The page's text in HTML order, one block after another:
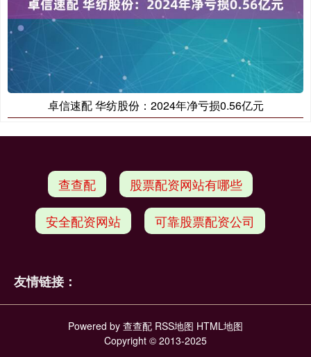
卓信速配 华纺股份：2024年净亏损0.56亿元
查查配 股票配资网站有哪些
安全配资网站 可靠股票配资公司
友情链接：
Powered by 查查配 RSS地图 HTML地图
Copyright © 2013-2025